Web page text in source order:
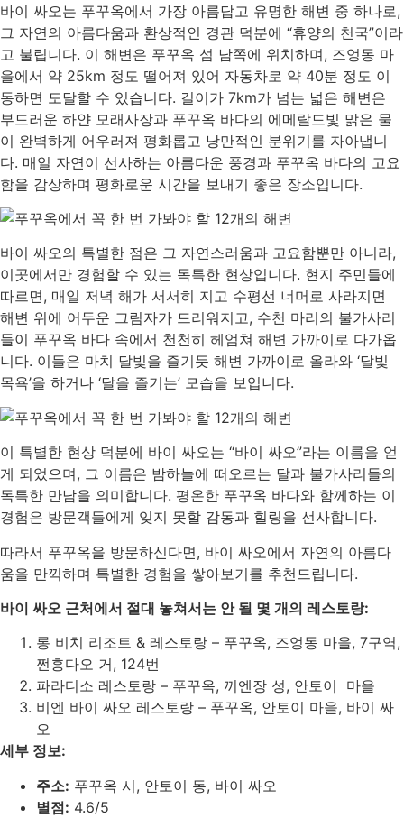
바이 싸오는 푸꾸옥에서 가장 아름답고 유명한 해변 중 하나로,
그 자연의 아름다움과 환상적인 경관 덕분에 “휴양의 천국”이라
고 불립니다. 이 해변은 푸꾸옥 섬 남쪽에 위치하며, 즈엉동 마
을에서 약 25km 정도 떨어져 있어 자동차로 약 40분 정도 이
동하면 도달할 수 있습니다. 길이가 7km가 넘는 넓은 해변은
부드러운 하얀 모래사장과 푸꾸옥 바다의 에메랄드빛 맑은 물
이 완벽하게 어우러져 평화롭고 낭만적인 분위기를 자아냅니
다. 매일 자연이 선사하는 아름다운 풍경과 푸꾸옥 바다의 고요
함을 감상하며 평화로운 시간을 보내기 좋은 장소입니다.
바이 싸오의 특별한 점은 그 자연스러움과 고요함뿐만 아니라,
이곳에서만 경험할 수 있는 독특한 현상입니다. 현지 주민들에
따르면, 매일 저녁 해가 서서히 지고 수평선 너머로 사라지면
해변 위에 어두운 그림자가 드리워지고, 수천 마리의 불가사리
들이 푸꾸옥 바다 속에서 천천히 헤엄쳐 해변 가까이로 다가옵
니다. 이들은 마치 달빛을 즐기듯 해변 가까이로 올라와 ‘달빛
목욕’을 하거나 ‘달을 즐기는’ 모습을 보입니다.
이 특별한 현상 덕분에 바이 싸오는 “바이 싸오”라는 이름을 얻
게 되었으며, 그 이름은 밤하늘에 떠오르는 달과 불가사리들의
독특한 만남을 의미합니다. 평온한 푸꾸옥 바다와 함께하는 이
경험은 방문객들에게 잊지 못할 감동과 힐링을 선사합니다.
따라서 푸꾸옥을 방문하신다면, 바이 싸오에서 자연의 아름다
움을 만끽하며 특별한 경험을 쌓아보기를 추천드립니다.
바이 싸오 근처에서 절대 놓쳐서는 안 될 몇 개의 레스토랑:
롱 비치 리조트 & 레스토랑 – 푸꾸옥, 즈엉동 마을, 7구역,
쩐흥다오 거, 124번
파라디소 레스토랑 – 푸꾸옥, 끼엔장 성, 안토이 마을
비엔 바이 싸오 레스토랑 – 푸꾸옥, 안토이 마을, 바이 싸
오
세부 정보:
주소: 푸꾸옥 시, 안토이 동, 바이 싸오
별점: 4.6/5